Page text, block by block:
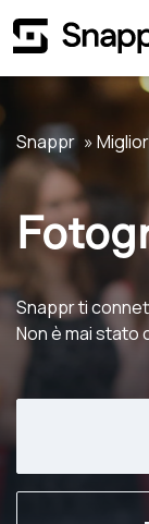
Snappr
Snappr ti
Non è mai stato